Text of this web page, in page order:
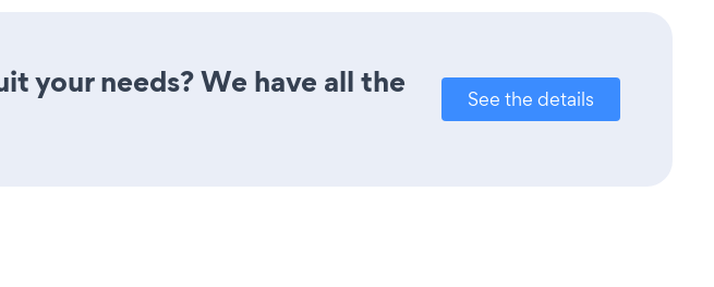
your needs? We have all the
See the details